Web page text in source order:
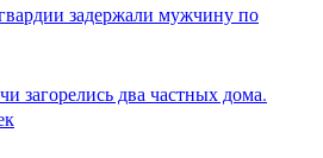
задержали мужчину по
загорелись два частных дома.